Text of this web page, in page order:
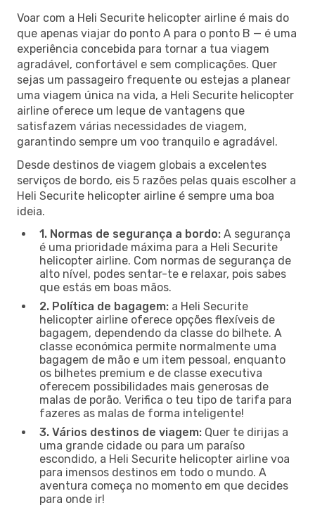
Voar com a Heli Securite helicopter airline é mais do
que apenas viajar do ponto A para o ponto B — é uma
experiência concebida para tornar a tua viagem
agradável, confortável e sem complicações. Quer
sejas um passageiro frequente ou estejas a planear
uma viagem única na vida, a Heli Securite helicopter
airline oferece um leque de vantagens que
satisfazem várias necessidades de viagem,
garantindo sempre um voo tranquilo e agradável.
Desde destinos de viagem globais a excelentes
serviços de bordo, eis 5 razões pelas quais escolher a
Heli Securite helicopter airline é sempre uma boa
ideia.
1. Normas de segurança a bordo: A segurança
é uma prioridade máxima para a Heli Securite
helicopter airline. Com normas de segurança de
alto nível, podes sentar-te e relaxar, pois sabes
que estás em boas mãos.
2. Política de bagagem: a Heli Securite
helicopter airline oferece opções flexíveis de
bagagem, dependendo da classe do bilhete. A
classe económica permite normalmente uma
bagagem de mão e um item pessoal, enquanto
os bilhetes premium e de classe executiva
oferecem possibilidades mais generosas de
malas de porão. Verifica o teu tipo de tarifa para
fazeres as malas de forma inteligente!
3. Vários destinos de viagem: Quer te dirijas a
uma grande cidade ou para um paraíso
escondido, a Heli Securite helicopter airline voa
para imensos destinos em todo o mundo. A
aventura começa no momento em que decides
para onde ir!